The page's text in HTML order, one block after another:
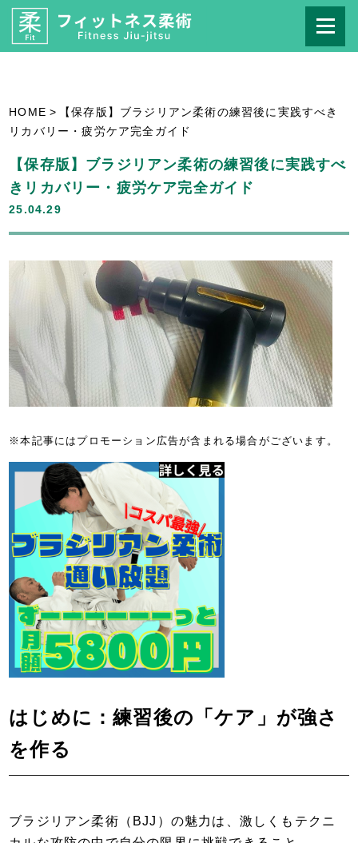
HOME >
【保存版】ブラジリアン柔術の練習後に実践すべき
リカバリー・疲労ケア完全ガイド
【保存版】ブラジリアン柔術の練習後に実践すべ
きリカバリー・疲労ケア完全ガイド
25.04.29
※本記事にはプロモーション広告が含まれる場合がございます。
はじめに：練習後の「ケア」が強さ
を作る
ブラジリアン柔術（BJJ）の魅力は、激しくもテクニ